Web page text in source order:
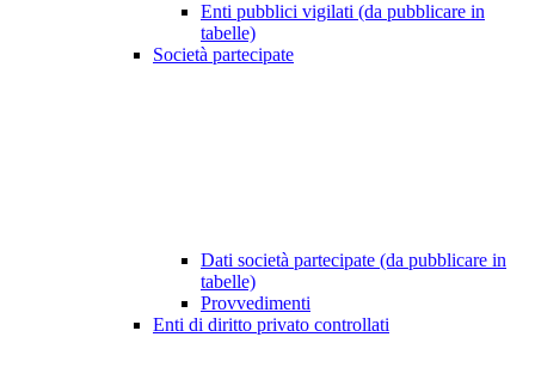
Enti pubblici vigilati (da pubblicare in
tabelle)
Società partecipate
Dati società partecipate (da pubblicare in
tabelle)
Provvedimenti
Enti di diritto privato controllati